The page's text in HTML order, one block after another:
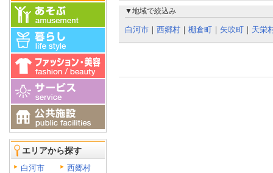
エリアから探す
白河市
西郷村
▼地域で絞込み
白河市 ｜ 西郷村 ｜ 棚倉町 ｜ 矢吹町 ｜ 天栄